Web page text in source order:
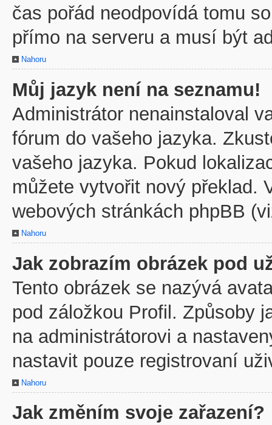
čas pořád neodpovídá tomu
přímo na serveru a musí být
Nahoru
Můj jazyk není na seznamu!
Administrátor nenainstaloval
fórum do vašeho jazyka.
vašeho jazyka. Pokud
můžete vytvořit nový překlad.
webových stránkách phpBB
Nahoru
Jak zobrazím obrázek pod
Tento obrázek se nazývá
pod záložkou Profil. Způsoby
na administrátorovi a
nastavit pouze registrovaní
Nahoru
Jak změním svoje zařazení?